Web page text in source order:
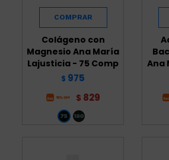
Colágeno con
Magnesio Ana María
Lajusticia - 75 Comp
$ 975
$ 829
Ana